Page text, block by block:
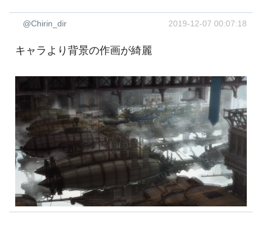
@Chirin_dir 2019-12-07 00:07:18
キャラより背景の作画が綺麗